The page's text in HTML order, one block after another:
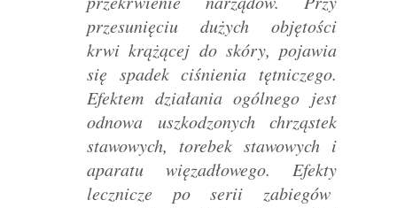
przesunięciu dużych objętości
krwi krążącej do skóry, pojawia
się spadek ciśnienia tętniczego.
Efektem działania ogólnego jest
odnowa uszkodzonych chrząstek
stawowych, torebek stawowych i
aparatu więzadłowego. Efekty
lecznicze po serii zabiegów